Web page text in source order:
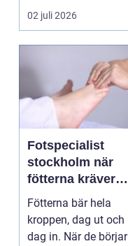
muskler och
nervsyste...
02 juli 2026
Fotspecialist
stockholm när
fötterna kräver
mer än vanliga
sulor
Fötterna bär hela
kroppen, dag ut och
dag in. När de börjar